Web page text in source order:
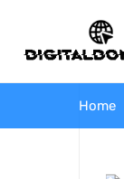
Home